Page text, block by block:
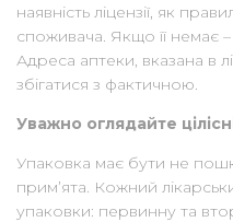
наявність ліцензії, як
споживача. Якщо її немає
Адреса аптеки, вказана в
збігатися з фактичною.
Уважно оглядайте
Упаковка має бути не
прим’ята. Кожний
упаковки: первинну та